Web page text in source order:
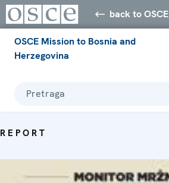
back to OSCE
OSCE Mission to Bosnia and
Herzegovina
Pretraga
REPORT